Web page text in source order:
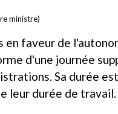
ministre)
en faveur de
d'une journée
Sa durée
leur durée de travail.